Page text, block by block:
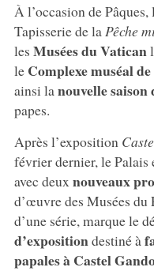
À l’occasion de Pâques,
Tapisserie de la Pêche
les Musées duVatican
le Complexe muséal
ainsi la nouvelle saison
papes.
Après l’exposition
février dernier, le
avec deux nouveaux
d’œuvre des Musées
d’une série, marque le
d’expositiondestiné à
papales à Castel